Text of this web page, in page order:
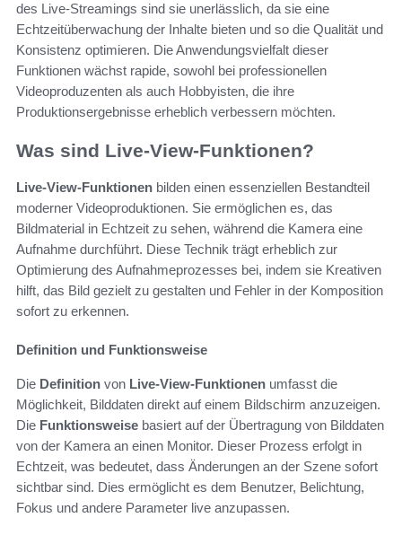
des Live-Streamings sind sie unerlässlich, da sie eine
Echtzeitüberwachung der Inhalte bieten und so die Qualität und
Konsistenz optimieren. Die Anwendungsvielfalt dieser
Funktionen wächst rapide, sowohl bei professionellen
Videoproduzenten als auch Hobbyisten, die ihre
Produktionsergebnisse erheblich verbessern möchten.
Was sind Live-View-Funktionen?
Live-View-Funktionen bilden einen essenziellen Bestandteil
moderner Videoproduktionen. Sie ermöglichen es, das
Bildmaterial in Echtzeit zu sehen, während die Kamera eine
Aufnahme durchführt. Diese Technik trägt erheblich zur
Optimierung des Aufnahmeprozesses bei, indem sie Kreativen
hilft, das Bild gezielt zu gestalten und Fehler in der Komposition
sofort zu erkennen.
Definition und Funktionsweise
Die Definition von Live-View-Funktionen umfasst die
Möglichkeit, Bilddaten direkt auf einem Bildschirm anzuzeigen.
Die Funktionsweise basiert auf der Übertragung von Bilddaten
von der Kamera an einen Monitor. Dieser Prozess erfolgt in
Echtzeit, was bedeutet, dass Änderungen an der Szene sofort
sichtbar sind. Dies ermöglicht es dem Benutzer, Belichtung,
Fokus und andere Parameter live anzupassen.